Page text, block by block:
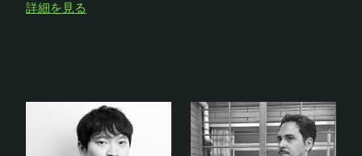
詳細を見る